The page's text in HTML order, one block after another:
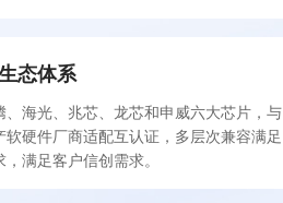
态体系
、海光、兆芯、龙芯和申威六大芯片，与
软硬件厂商适配互认证，多层次兼容满足
满足客户信创需求。